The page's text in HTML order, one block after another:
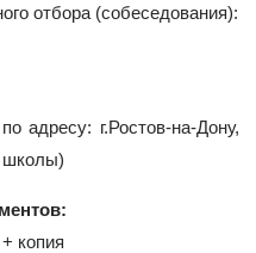
отбора (собеседования):
адресу: г.Ростов-на-Дону,
школы)
копия